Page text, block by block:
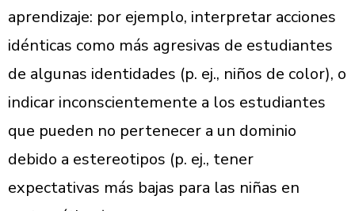
aprendizaje: por ejemplo, interpretar acciones
idénticas como más agresivas de estudiantes
de algunas identidades (p. ej., niños de color), o
indicar inconscientemente a los estudiantes
que pueden no pertenecer a un dominio
debido a estereotipos (p. ej., tener
expectativas más bajas para las niñas en